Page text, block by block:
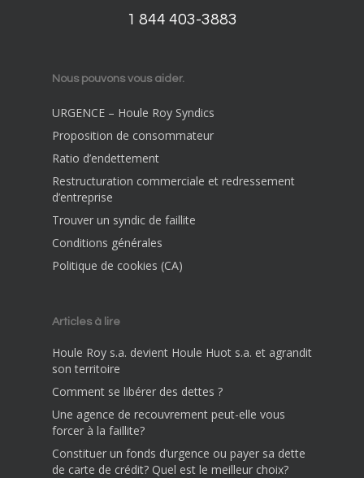
1 844 403-3883
Nous pouvons vous aider.
URGENCE – Houle Roy Syndics
Proposition de consommateur
Ratio d’endettement
Restructuration commerciale et redressement
d’entreprise
Trouver un syndic de faillite
Conditions générales
Politique de cookies (CA)
Articles à lire
Houle Roy s.a. devient Houle Huot s.a. et agrandit
son territoire
Comment se libérer des dettes ?
Une agence de recouvrement peut-elle vous
forcer à la faillite?
Constituer un fonds d’urgence ou payer sa dette
de carte de crédit? Quel est le meilleur choix?